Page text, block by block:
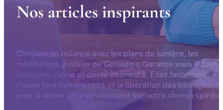
Nos articles inspirants
Conçues en reliance avec les plans de lumière, les
méditations guidées de Géraldine Garance vous aident
retrouver calme et clarté intérieure. Elles favorisent
l’ouverture des énergies et la libération des blocages,
pour avancer plus sereinement sur votre chemin